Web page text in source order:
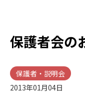
保護者会の
保護者・説明会
2013年01月04日